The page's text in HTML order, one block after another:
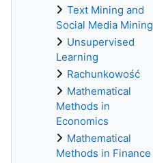
Text Mining and
Social Media Mining
Unsupervised
Learning
Rachunkowość
Mathematical
Methods in
Economics
Mathematical
Methods in Finance